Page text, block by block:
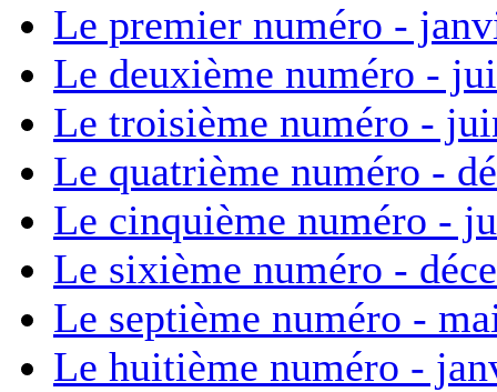
Le premier numéro -
Le deuxième numéro -
Le troisième numéro -
Le quatrième numéro -
Le cinquième numéro -
Le sixième numéro -
Le septième numéro -
Le huitième numéro -